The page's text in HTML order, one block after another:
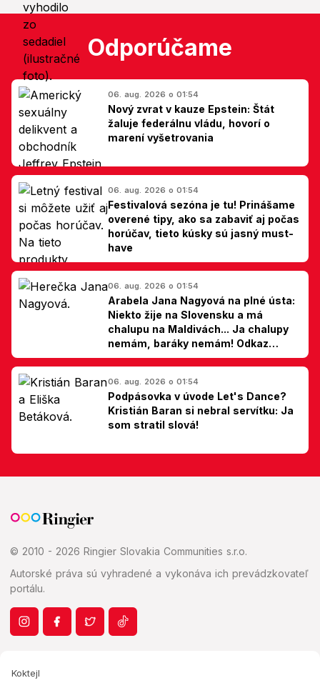
Odporúčame
06. aug. 2026 o 01:54
Nový zvrat v kauze Epstein: Štát
žaluje federálnu vládu, hovorí o
marení vyšetrovania
06. aug. 2026 o 01:54
Festivalová sezóna je tu! Prinášame
overené tipy, ako sa zabaviť aj počas
horúčav, tieto kúsky sú jasný must-
have
06. aug. 2026 o 01:54
Arabela Jana Nagyová na plné ústa:
Niekto žije na Slovensku a má
chalupu na Maldivách... Ja chalupy
nemám, baráky nemám! Odkaz
Slovákom
06. aug. 2026 o 01:54
Podpásovka v úvode Let's Dance?
Kristián Baran si nebral servítku: Ja
som stratil slová!
© 2010 - 2026 Ringier Slovakia Communities s.r.o.
Autorské práva sú vyhradené a vykonáva ich prevádzkovateľ
portálu.
Koktejl